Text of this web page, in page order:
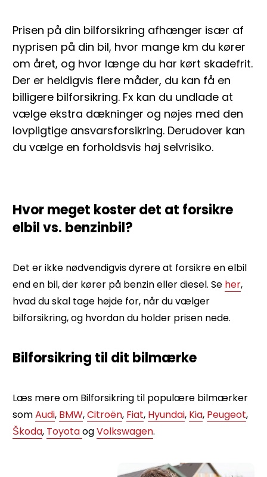
Prisen på din bilforsikring afhænger især af
nyprisen på din bil, hvor mange km du kører
om året, og hvor længe du har kørt skadefrit.
Der er heldigvis flere måder, du kan få en
billigere bilforsikring. Fx kan du undlade at
vælge ekstra dækninger og nøjes med den
lovpligtige ansvarsforsikring. Derudover kan
du vælge en forholdsvis høj selvrisiko.
Hvor meget koster det at forsikre
elbil vs. benzinbil?
Det er ikke nødvendigvis dyrere at forsikre en elbil
end en bil, der kører på benzin eller diesel. Se her,
hvad du skal tage højde for, når du vælger
bilforsikring, og hvordan du holder prisen nede.
Bilforsikring til dit bilmærke
Læs mere om Bilforsikring til populære bilmærker
somAudi, BMW,Citroën, Fiat, Hyundai, Kia, Peugeot,
Škoda, ToyotaogVolkswagen.